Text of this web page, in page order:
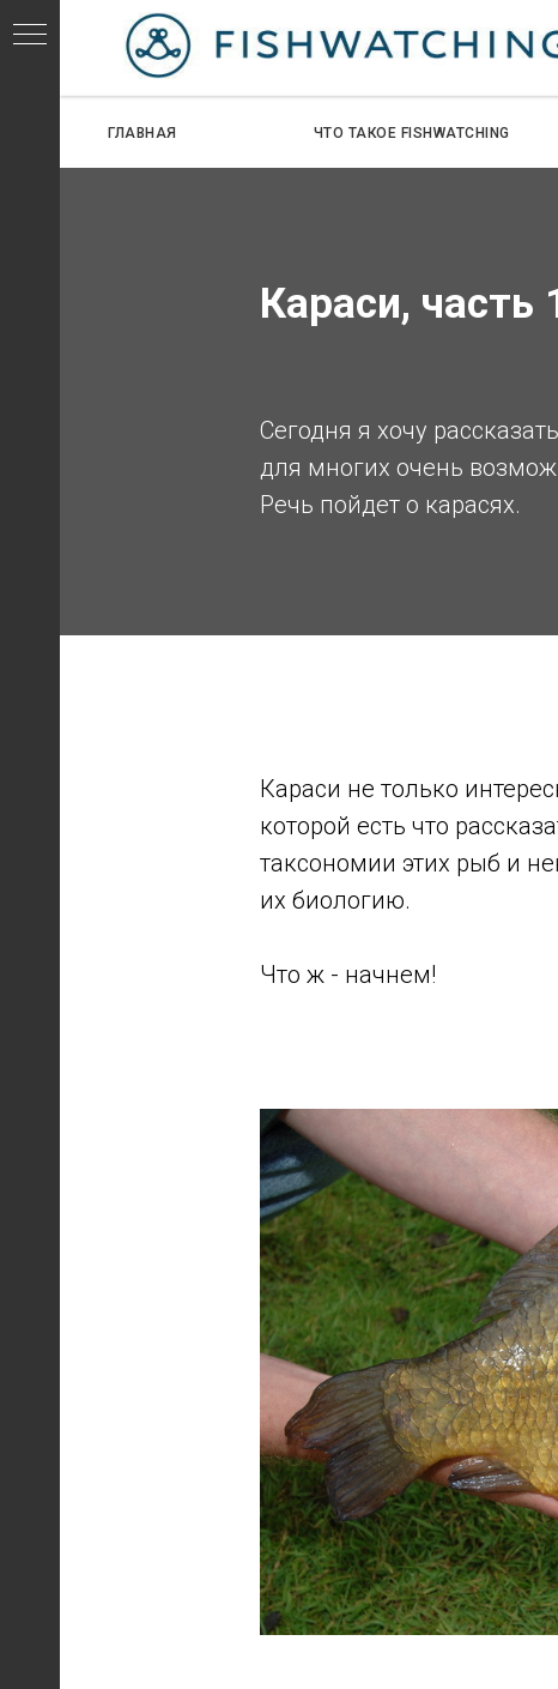
ГЛАВНАЯ ЧТО ТАКОЕ FISHWATCHING
Караси, часть
Сегодня я хочу
для многих очень
Речь пойдет о карасях.
Караси не только
которой есть что
таксономии этих рыб и
их биологию.
Что ж - начнем!